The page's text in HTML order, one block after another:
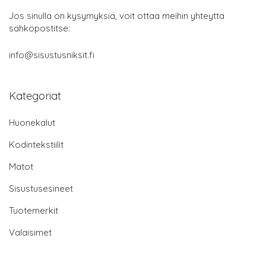
Jos sinulla on kysymyksiä, voit ottaa meihin yhteyttä
sähköpostitse:
info@sisustusniksit.fi
Kategoriat
Huonekalut
Kodintekstiilit
Matot
Sisustusesineet
Tuotemerkit
Valaisimet